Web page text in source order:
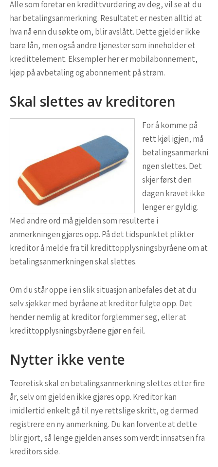
Alle som foretar en kredittvurdering av deg, vil se at du
har betalingsanmerkning. Resultatet er nesten alltid at
hva nå enn du søkte om, blir avslått. Dette gjelder ikke
bare lån, men også andre tjenester som inneholder et
kredittelement. Eksempler her er mobilabonnement,
kjøp på avbetaling og abonnement på strøm.
Skal slettes av kreditoren
For å komme på
rett kjøl igjen, må
betalingsanmerkni
ngen slettes. Det
skjer først den
dagen kravet ikke
lenger er gyldig.
Med andre ord må gjelden som resulterte i
anmerkningen gjøres opp. På det tidspunktet plikter
kreditor å melde fra til kredittopplysningsbyråene om at
betalingsanmerkningen skal slettes.
Om du står oppe i en slik situasjon anbefales det at du
selv sjekker med byråene at kreditor fulgte opp. Det
hender nemlig at kreditor forglemmer seg, eller at
kredittopplysningsbyråene gjør en feil.
Nytter ikke vente
Teoretisk skal en betalingsanmerkning slettes etter fire
år, selv om gjelden ikke gjøres opp. Kreditor kan
imidlertid enkelt gå til nye rettslige skritt, og dermed
registrere en ny anmerkning. Du kan forvente at dette
blir gjort, så lenge gjelden anses som verdt innsatsen fra
kreditors side.